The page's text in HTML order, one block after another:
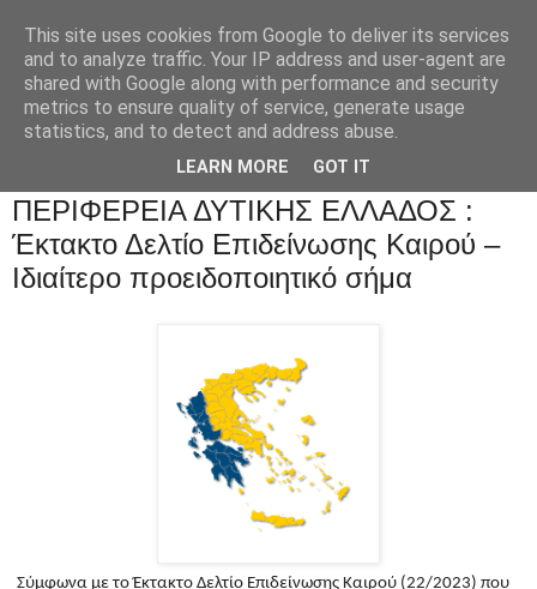
ΠΕΡΙΦΕΡΕΙΑ ΔΥΤΙΚΗΣ ΕΛΛΑΔΟΣ :
Έκτακτο Δελτίο Επιδείνωσης Καιρού –
Ιδιαίτερο προειδοποιητικό σήμα
Σύμφωνα με το Έκτακτο Δελτίο Επιδείνωσης Καιρού (22/2023) που
This site uses cookies from Google to deliver its services
and to analyze traffic. Your IP address and user-agent are
shared with Google along with performance and security
metrics to ensure quality of service, generate usage
statistics, and to detect and address abuse.
LEARN MORE GOT IT